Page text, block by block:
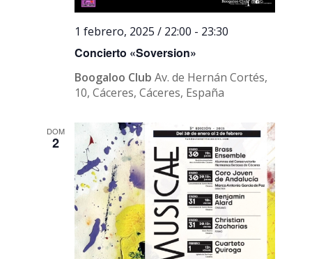
Concierto «Soversion»
1 febrero, 2025 / 22:00 - 23:30
Boogaloo ClubAv. de Hernán Cortés,
10, Cáceres, Cáceres, España
DOM
2